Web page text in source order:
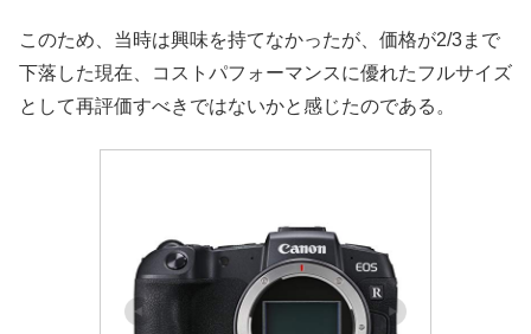
このため、当時は興味を持てなかったが、価格が2/3まで
下落した現在、コストパフォーマンスに優れたフルサイズ
として再評価すべきではないかと感じたのである。